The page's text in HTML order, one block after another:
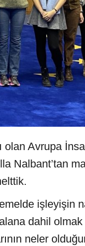
olan Avrupa
Nalbant’tan
işleyişin
dahil
neler